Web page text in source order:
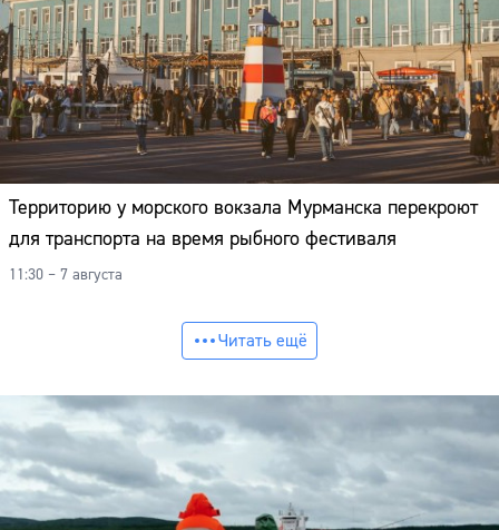
Территорию у морского вокзала Мурманска перекроют
для транспорта на время рыбного фестиваля
11:30 – 7 августа
Читать ещё